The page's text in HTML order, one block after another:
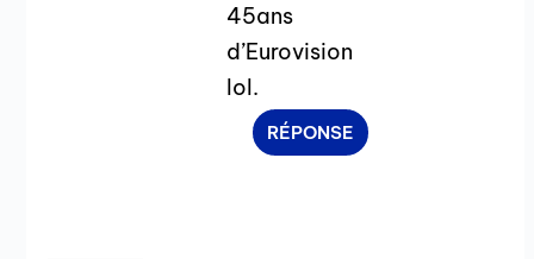
45ans
d’Eurovision
lol.
RÉPONSE